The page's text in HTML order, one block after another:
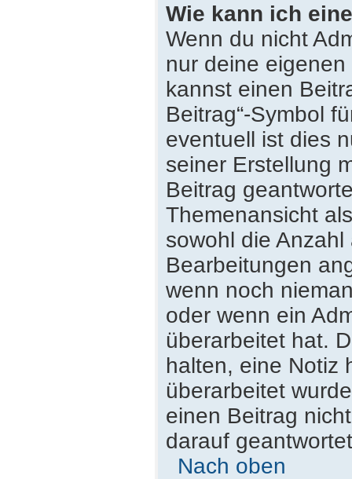
Wie kann ich
Wenn du nicht
nur deine
kannst einen
Beitrag“-Symbol
eventuell ist dies
seiner Erstellung
Beitrag
Themenansicht
sowohl die
Bearbeitungen
wenn noch
oder wenn ein
überarbeitet hat.
halten, eine Notiz
überarbeitet
einen Beitrag
darauf
Nach oben